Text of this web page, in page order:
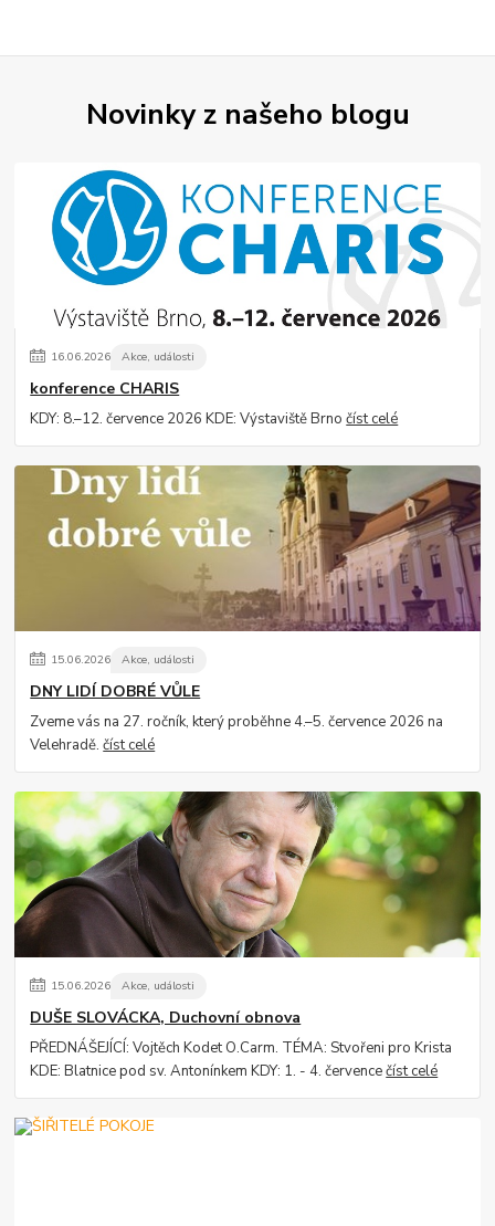
Novinky z našeho blogu
16.06.2026 Akce, události
konference CHARIS
KDY: 8.–12. července 2026 KDE: Výstaviště Brnočíst celé
15.06.2026 Akce, události
DNY LIDÍ DOBRÉ VŮLE
Zveme vás na 27. ročník, který proběhne 4.–5. července 2026 na
Velehradě.číst celé
15.06.2026 Akce, události
DUŠE SLOVÁCKA, Duchovní obnova
PŘEDNÁŠEJÍCÍ: Vojtěch Kodet O.Carm. TÉMA: Stvořeni pro Krista
KDE: Blatnice pod sv. Antonínkem KDY: 1. - 4. červencečíst celé